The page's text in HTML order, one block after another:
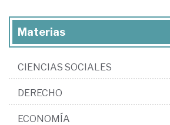
Materias
CIENCIAS SOCIALES
DERECHO
ECONOMÍA